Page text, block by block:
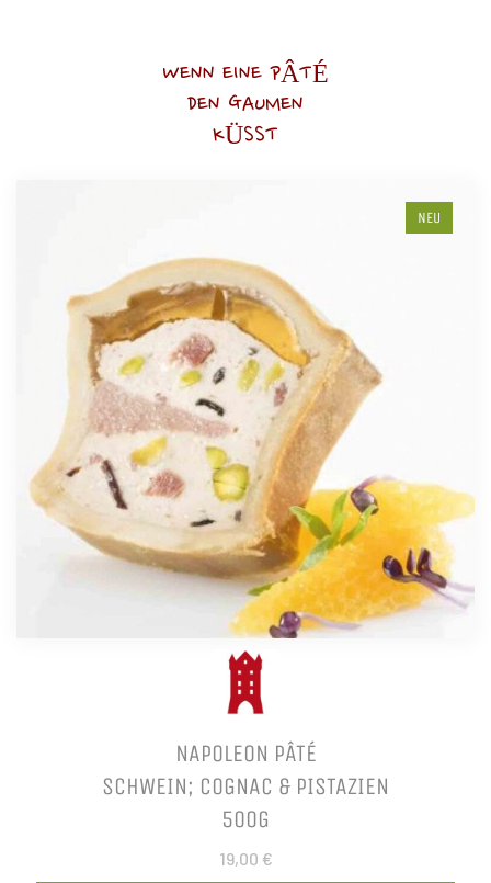
WENN EINE PÂTÉ
DEN GAUMEN
KÜSST
NEU
NAPOLEON PÂTÉ
SCHWEIN; COGNAC & PISTAZIEN
500G
19,00 €